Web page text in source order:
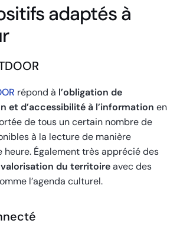
adaptés à
répond à l’obligation de
et d’accessibilité à l’information en
de tous un certain nombre de
à la lecture de manière
heure. Également très apprécié des
valorisation du territoireavec des
l’agenda culturel.